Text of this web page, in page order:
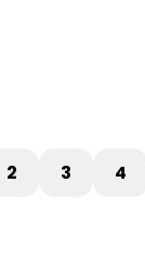
2 3 4